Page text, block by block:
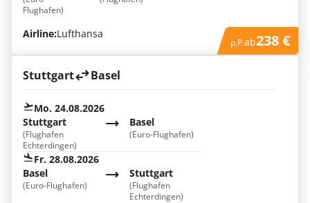
Flughafen)
Airline:Lufthansa
p.P.ab238 €
Stuttgart Basel
Mo. 24.08.2026
Stuttgart
(Flughafen
Echterdingen)
Basel
(Euro-Flughafen)
Fr. 28.08.2026
Stuttgart
(Flughafen
Echterdingen)
Basel
(Euro-Flughafen)